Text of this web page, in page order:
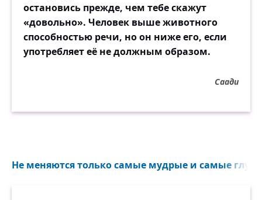
остановись прежде, чем тебе скажут
«довольно». Человек выше животного
способностью речи, но он ниже его, если
употребляет её не должным образом.
Саади
Не меняются только самые мудрые и самые